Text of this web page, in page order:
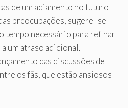
de um adiamento no futuro
preocupações, sugere -se
tempo necessário para refinar
um atraso adicional.
das discussões de
os fãs, que estão ansiosos